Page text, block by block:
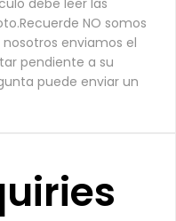
debe leer las
NO somos
enviamos el
pendiente a su
puede enviar un